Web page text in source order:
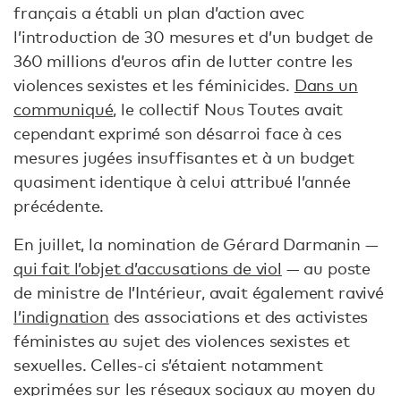
français a établi un plan d’action avec
l’introduction de 30 mesures et d’un budget de
360 millions d’euros afin de lutter contre les
violences sexistes et les féminicides. Dans un
communiqué, le collectif Nous Toutes avait
cependant exprimé son désarroi face à ces
mesures jugées insuffisantes et à un budget
quasiment identique à celui attribué l’année
précédente.
En juillet, la nomination de Gérard Darmanin —
qui fait l’objet d’accusations de viol — au poste
de ministre de l’Intérieur, avait également ravivé
l’indignation des associations et des activistes
féministes au sujet des violences sexistes et
sexuelles. Celles-ci s’étaient notamment
exprimées sur les réseaux sociaux au moyen du